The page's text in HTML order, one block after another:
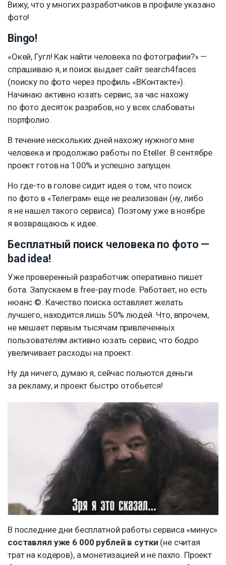
Вижу, что у многих разработчиков в профиле указано
фото!
Bingo!
«Окей, Гугл! Как найти человека по фотографии?» —
спрашиваю я, и поиск выдает сайт search4faces
(поиску по фото через профиль «ВКонтакте»).
Начинаю активно юзать сервис, за час нахожу
по фото десяток разрабов, но у всех слабоваты
портфолио.
В течение нескольких дней нахожу нужного мне
человека и продолжаю работы по Eteller. В сентябре
проект готов на 100% и успешно запущен.
Но где-то в голове сидит идея о том, что поиск
по фото в «Телеграм» еще не реализован (ну, либо
я не нашел такого сервиса). Поэтому уже в ноябре
я возвращаюсь к идее.
Бесплатный поиск человека по фото —
bad idea!
Уже проверенный разработчик оперативно пишет
бота. Запускаем в free-pay mode. Работает, но есть
нюанс ©. Качество поиска оставляет желать
лучшего, находится лишь 50% людей. Что, впрочем,
не мешает первым тысячам привлеченных
пользователям активно юзать сервис, что бодро
увеличивает расходы на проект.
Ну да ничего, думаю я, сейчас польются деньги
за рекламу, и проект быстро отобьется!
В последние дни бесплатной работы сервиса «минус»
составлял уже 6 000 рублей в сутки (не считая
трат на кодеров), а монетизацией и не пахло. Проект